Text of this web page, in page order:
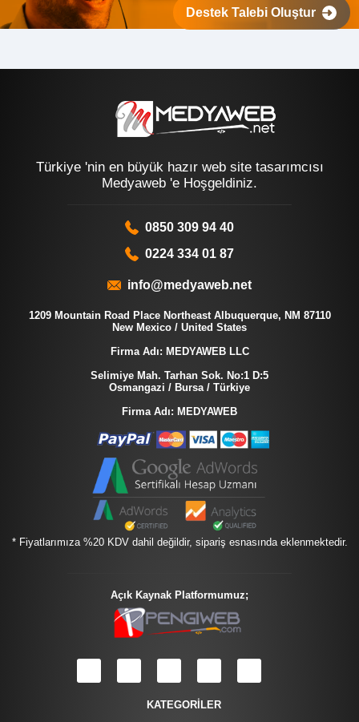
Destek Talebi Oluştur
Türkiye 'nin en büyük hazır web site tasarımcısı
Medyaweb 'e Hoşgeldiniz.
0850 309 94 40
0224 334 01 87
info@medyaweb.net
1209 Mountain Road Place Northeast Albuquerque, NM 87110
New Mexico / United States
Firma Adı: MEDYAWEB LLC
Selimiye Mah. Tarhan Sok. No:1 D:5
Osmangazi / Bursa / Türkiye
Firma Adı: MEDYAWEB
* Fiyatlarımıza %20 KDV dahil değildir, sipariş esnasında eklenmektedir.
Açık Kaynak Platformumuz;
KATEGORİLER